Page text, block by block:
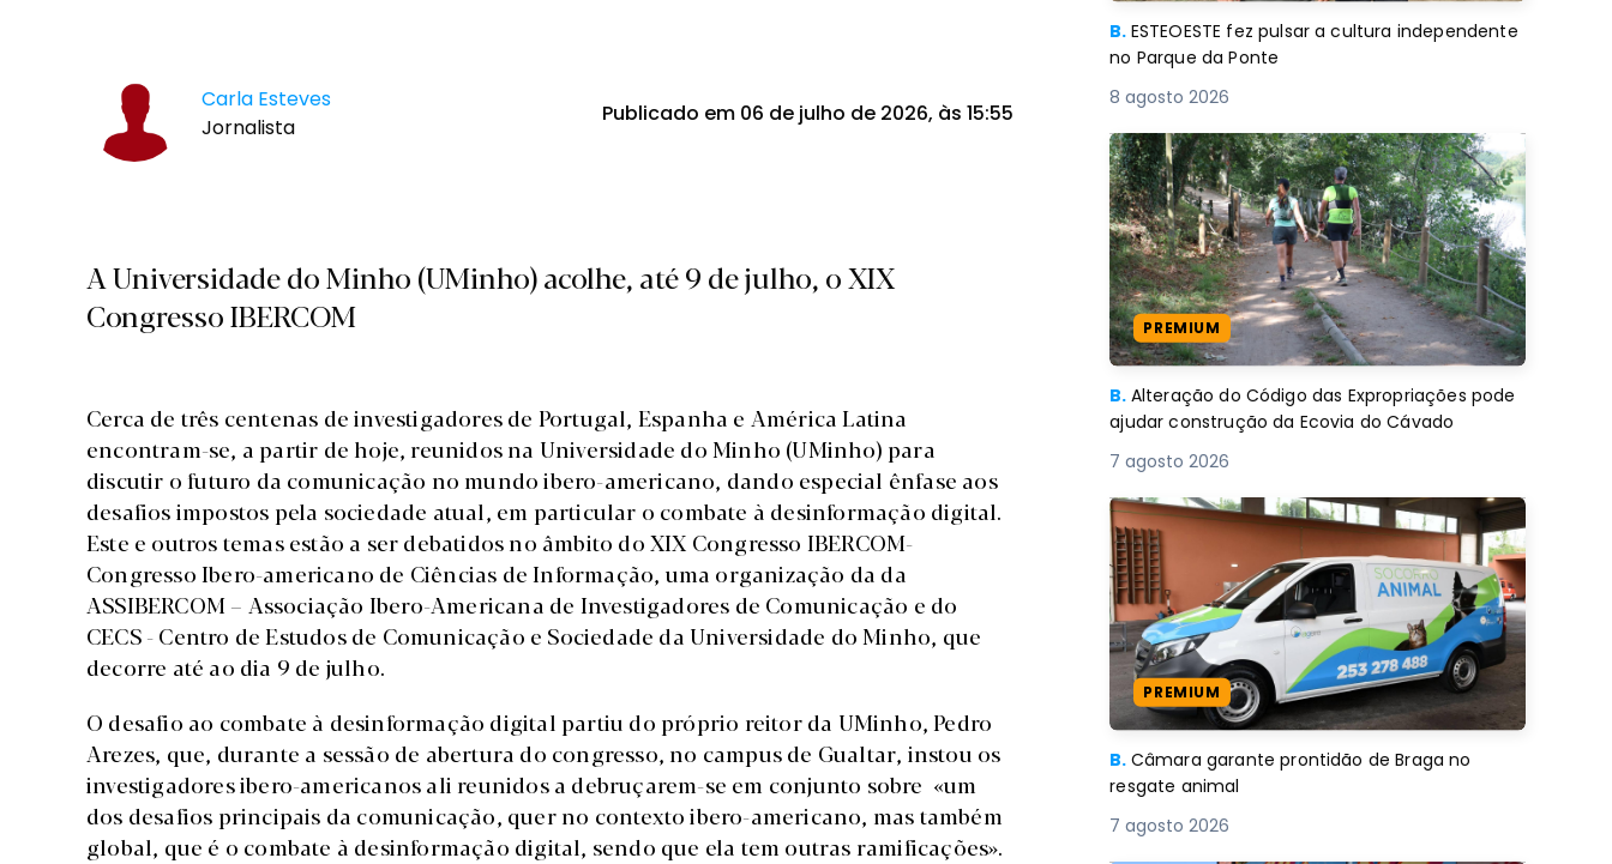
Carla Esteves
Jornalista
Publicado em 06 de julho de 2026, às 15:55
A Universidade do Minho (UMinho) acolhe, até 9 de julho, o XIX
Congresso IBERCOM
Cerca de três centenas de investigadores de Portugal, Espanha e América Latina
encontram-se, a partir de hoje, reunidos na Universidade do Minho (UMinho) para
discutir o futuro da comunicação no mundo ibero-americano, dando especial ênfase aos
desafios impostos pela sociedade atual, em particular o combate à desinformação digital.
Este e outros temas estão a ser debatidos no âmbito do XIX Congresso IBERCOM-
Congresso Ibero-americano de Ciências de Informação, uma organização da da
ASSIBERCOM – Associação Ibero-Americana de Investigadores de Comunicação e do
CECS - Centro de Estudos de Comunicação e Sociedade da Universidade do Minho, que
decorre até ao dia 9 de julho.
O desafio ao combate à desinformação digital partiu do próprio reitor da UMinho, Pedro
Arezes, que, durante a sessão de abertura do congresso, no campus de Gualtar, instou os
investigadores ibero-americanos ali reunidos a debruçarem-se em conjunto sobre «um
dos desafios principais da comunicação, quer no contexto ibero-americano, mas também
global, que é o combate à desinformação digital, sendo que ela tem outras ramificações».
B. ESTEOESTE fez pulsar a cultura independente
no Parque da Ponte
8 agosto 2026
PREMIUM
B. Alteração do Código das Expropriações pode
ajudar construção da Ecovia do Cávado
7 agosto 2026
PREMIUM
B. Câmara garante prontidão de Braga no
resgate animal
7 agosto 2026